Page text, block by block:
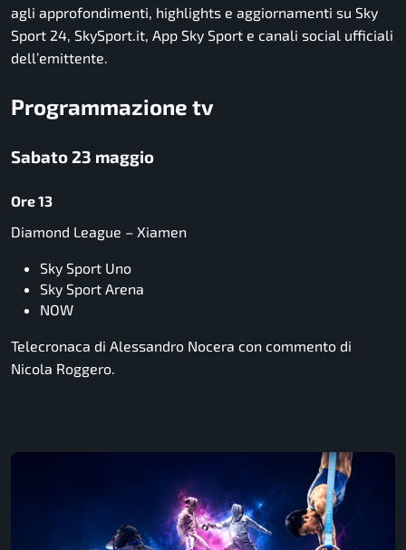
agli approfondimenti, highlights e aggiornamenti su Sky
Sport 24, SkySport.it, App Sky Sport e canali social ufficiali
dell’emittente.
Programmazione tv
Sabato 23 maggio
Ore 13
Diamond League – Xiamen
Sky Sport Uno
Sky Sport Arena
NOW
Telecronaca di Alessandro Nocera con commento di
Nicola Roggero.